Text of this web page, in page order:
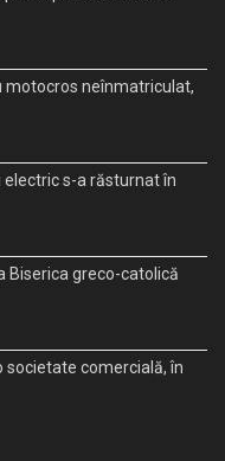
motocros neînmatriculat,
s-a răsturnat în
Biserica greco-catolică
societate comercială, în